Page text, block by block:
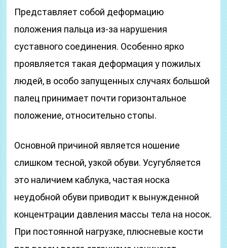
Представляет собой деформацию
положения пальца из-за нарушения
суставного соединения. Особенно ярко
проявляется такая деформация у пожилых
людей, в особо запущенных случаях большой
палец принимает почти горизонтальное
положение, относительно стопы.
Основной причиной является ношение
слишком тесной, узкой обуви. Усугубляется
это наличием каблука, частая носка
неудобной обуви приводит к вынужденной
концентрации давления массы тела на носок.
При постоянной нагрузке, плюсневые кости